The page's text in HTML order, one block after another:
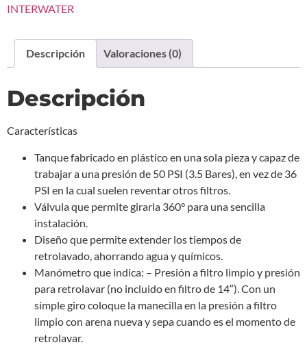
INTERWATER
Descripción Valoraciones (0)
Descripción
Características
Tanque fabricado en plástico en una sola pieza y capaz de
trabajar a una presión de 50 PSI (3.5 Bares), en vez de 36
PSI en la cual suelen reventar otros filtros.
Válvula que permite girarla 360° para una sencilla
instalación.
Diseño que permite extender los tiempos de
retrolavado, ahorrando agua y químicos.
Manómetro que indica: – Presión a filtro limpio y presión
para retrolavar (no incluido en filtro de 14″). Con un
simple giro coloque la manecilla en la presión a filtro
limpio con arena nueva y sepa cuando es el momento de
retrolavar.